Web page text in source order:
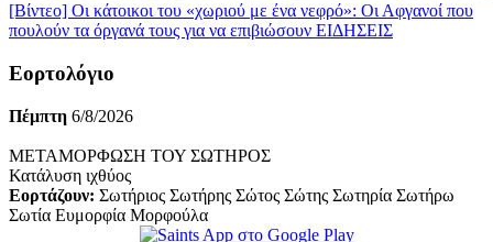
[Βίντεο] Οι κάτοικοι του «χωριού με ένα νεφρό»: Οι Αφγανοί που
πουλούν τα όργανά τους για να επιβιώσουν ΕΙΔΗΣΕΙΣ
Εορτολόγιο
Πέμπτη 6/8/2026
ΜΕΤΑΜΟΡΦΩΣΗ ΤΟΥ ΣΩΤΗΡΟΣ
Κατάλυση ιχθύος
Εορτάζουν: Σωτήριος Σωτήρης Σώτος Σώτης Σωτηρία Σωτήρω
Σωτία Ευμορφία Μορφούλα